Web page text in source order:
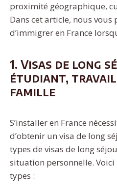
proximité géographique,
Dans cet article, nous vous
d’immigrer en France
1. Visas de long
étudiant,
famille
S’installer en France
d’obtenir un visa de long
types de visas de long
situation personnelle.
types :